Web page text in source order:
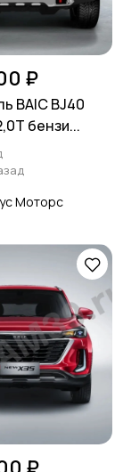
₽
BAIC BJ40
бензи...
Моторс